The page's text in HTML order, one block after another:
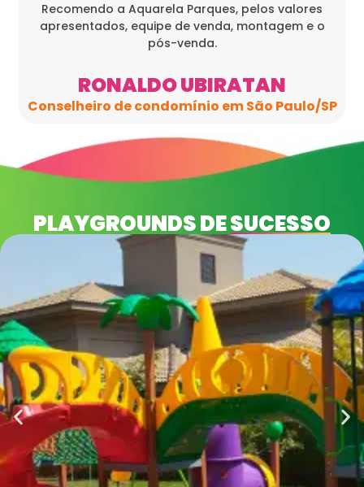
Recomendo a Aquarela Parques, pelos valores
apresentados, equipe de venda, montagem e o
pós-venda.
RONALDO UBIRATAN
Conselheiro de condomínio em São Paulo/SP
PLAYGROUNDS DESUCESSO